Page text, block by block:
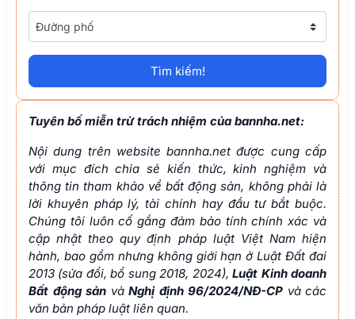
Đường phố
Tìm kiếm!
Tuyên bố miễn trừ trách nhiệm của bannha.net:
Nội dung trên website bannha.net được cung cấp
với mục đích chia sẻ kiến thức, kinh nghiệm và
thông tin tham khảo về bất động sản, không phải là
lời khuyên pháp lý, tài chính hay đầu tư bắt buộc.
Chúng tôi luôn cố gắng đảm bảo tính chính xác và
cập nhật theo quy định pháp luật Việt Nam hiện
hành, bao gồm nhưng không giới hạn ở Luật Đất đai
2013 (sửa đổi, bổ sung 2018, 2024),Luật Kinh doanh
Bất động sản và Nghị định 96/2024/NĐ-CP và các
văn bản pháp luật liên quan.